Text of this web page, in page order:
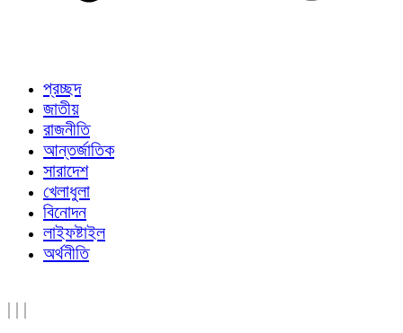
প্রচ্ছদ
জাতীয়
রাজনীতি
আন্তর্জাতিক
সারাদেশ
খেলাধুলা
বিনোদন
লাইফষ্টাইল
অর্থনীতি
| | |